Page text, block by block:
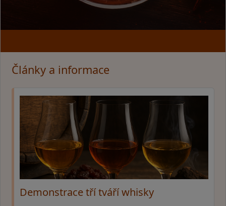
Články a informace
Demonstrace tří tváří whisky